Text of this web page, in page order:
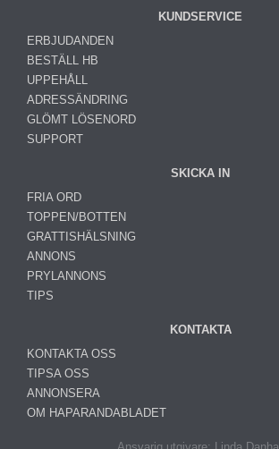
KUNDSERVICE
ERBJUDANDEN
BESTÄLL HB
UPPEHÅLL
ADRESSÄNDRING
GLÖMT LÖSENORD
SUPPORT
SKICKA IN
FRIA ORD
TOPPEN/BOTTEN
GRATTISHÄLSNING
ANNONS
PRYLANNONS
TIPS
KONTAKTA
KONTAKTA OSS
TIPSA OSS
ANNONSERA
OM HAPARANDABLADET